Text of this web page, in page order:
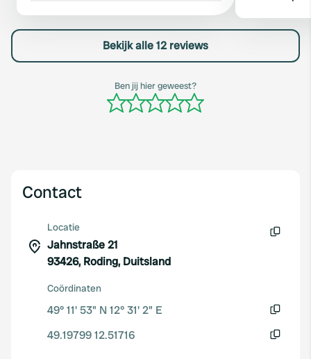
Bekijk alle 12 reviews
Ben jij hier geweest?
Contact
Locatie
Jahnstraße 21
93426, Roding, Duitsland
Coördinaten
49° 11' 53" N 12° 31' 2" E
49.19799 12.51716